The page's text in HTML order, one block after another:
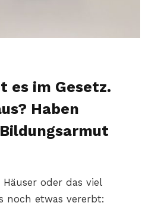
es im Gesetz.
Haben
oder das viel
noch etwas vererbt: